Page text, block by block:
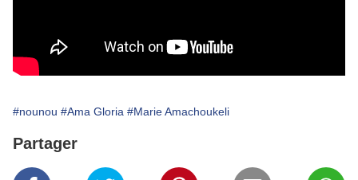
#nounou #Ama Gloria #Marie Amachoukeli
Partager